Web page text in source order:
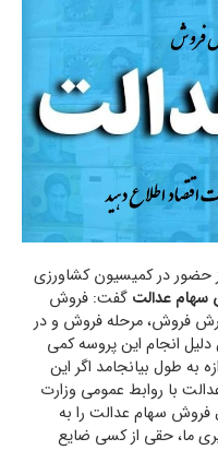
حضور در کمیسیون کشاورزی
سهام عدالت گفت: فروش
فروش، مرحله فروش و در
انجام این پروسه کمی
به طول بیانجامد اگر این
با روابط عمومی وزارت
فروش سهام عدالت را به
ما، حقی از کسی ضایع